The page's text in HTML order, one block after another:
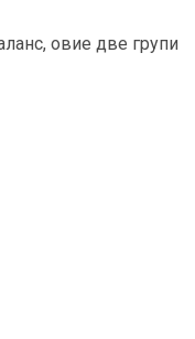
овие две групи